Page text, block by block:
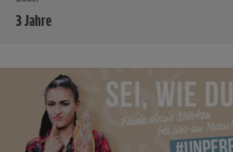
3 Jahre